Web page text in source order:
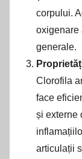
corpului.
oxigenare
generale.
Clorofila
face
și externe
articulații